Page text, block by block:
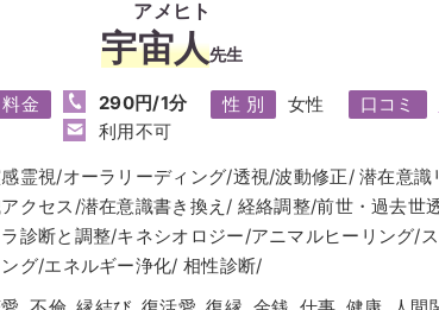
アメヒト
宇宙人先生
料金
290円/1分
利用不可
性 別 女性 口コミ
霊視/オーラリーディング/透視/波動修正/ 潜在意
クセス/潜在意識書き換え/ 経絡調整/前世・過去世
ラ診断と調整/キネシオロジー/アニマルヒーリング/
ング/エネルギー浄化/ 相性診断/